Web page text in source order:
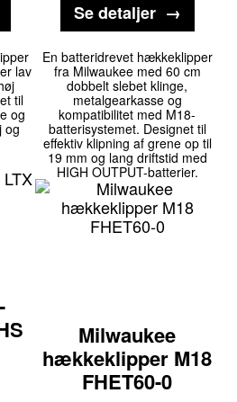
Se detaljer
lav
til
og
og
Milwaukee
hækkeklipper M18
FHET60-0
En batteridrevet hækkeklipper
fra Milwaukee med 60 cm
dobbelt slebet klinge,
metalgearkasse og
kompatibilitet med M18-
batterisystemet. Designet til
effektiv klipning af grene op til
19 mm og lang driftstid med
HIGH OUTPUT-batterier.